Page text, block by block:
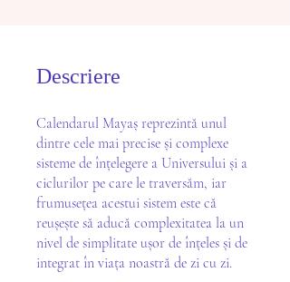
Descriere
Calendarul Mayaș reprezintă unul
dintre cele mai precise și complexe
sisteme de înțelegere a Universului și a
ciclurilor pe care le traversăm, iar
frumusețea acestui sistem este că
reușește să aducă complexitatea la un
nivel de simplitate ușor de înțeles și de
integrat în viața noastră de zi cu zi.